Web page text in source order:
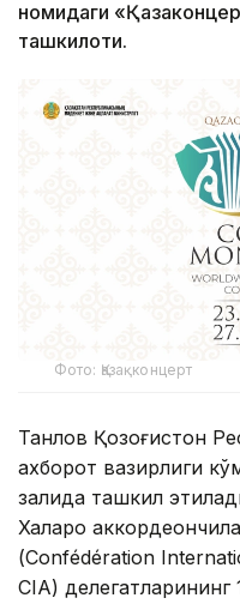
номидаги
ташкилоти.
Фото: Қазақконцерт
Танлов Қозоғистон
ахборот вазирлиги
залида ташкил
Халқаро
(Confédération
CIA) делегатларининг